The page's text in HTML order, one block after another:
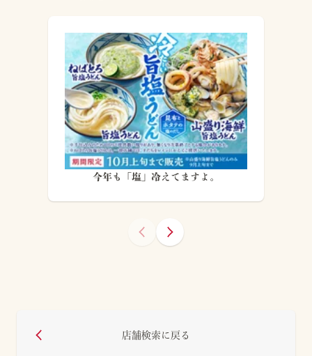
今年も「塩」冷えてますよ。
店舗検索に戻る